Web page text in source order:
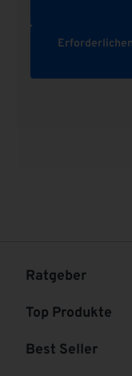
Ratgeber
Top Produkte
Best Seller